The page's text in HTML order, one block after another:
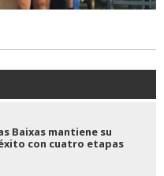
Baixas mantiene su
con cuatro etapas